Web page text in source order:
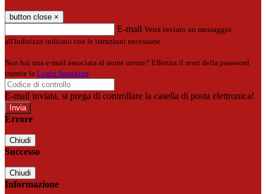
button close ×
E-mail Verrà inviato un messaggio
all'indirizzo indicato con le istruzioni necessarie.
Non hai una e-mail associata al nome utente? Effettua il reset della password
tramite la Login Spaggiari
E-mail inviata, si prega di controllare la casella di posta elettronica!
Errore
Chiudi
Successo
Chiudi
Informazione